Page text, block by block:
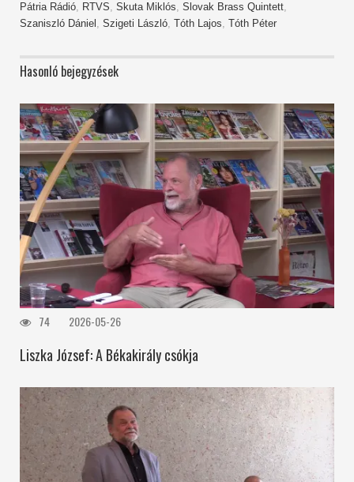
Pátria Rádió, RTVS, Skuta Miklós, Slovak Brass Quintett,
Szaniszló Dániel , Szigeti László, Tóth Lajos, Tóth Péter
Hasonló bejegyzések
74 2026-05-26
Liszka József: A Békakirály csókja